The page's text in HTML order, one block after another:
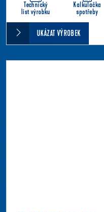
Technický
list výrobku
Kalkulačka
spotřeby
UKÁZAT VÝROBEK